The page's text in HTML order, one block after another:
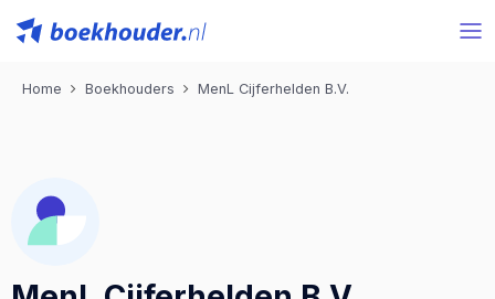
Home Boekhouders MenL Cijferhelden B.V.